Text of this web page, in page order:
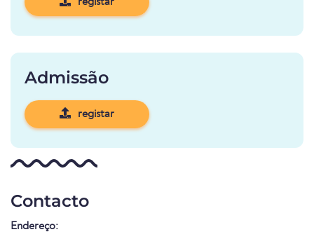
registar
Admissão
registar
Contacto
Endereço: